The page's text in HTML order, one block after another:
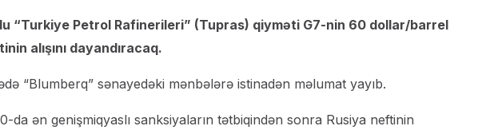
“Turkiye Petrol Rafinerileri” (Tupras) qiyməti G7-nin 60 dollar/barrel
alışını dayandıracaq.
“Blumberq” sənayedəki mənbələrə istinadən məlumat yayıb.
da ən genişmiqyaslı sanksiyaların tətbiqindən sonra Rusiya neftinin